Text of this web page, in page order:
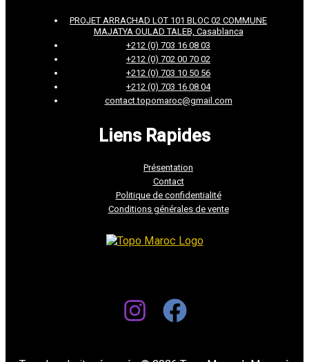
PROJET ARRACHAD LOT 101 BLOC 02 COMMUNE
MAJATYA OULAD TALEB, Casablanca
+212 (0) 703 16 08 03
+212 (0) 702 00 70 02
+212 (0) 703 10 50 56
+212 (0) 703 16 08 04
contact.topomaroc@gmail.com
Liens Rapides
Présentation
Contact
Politique de confidentialité
Conditions générales de vente